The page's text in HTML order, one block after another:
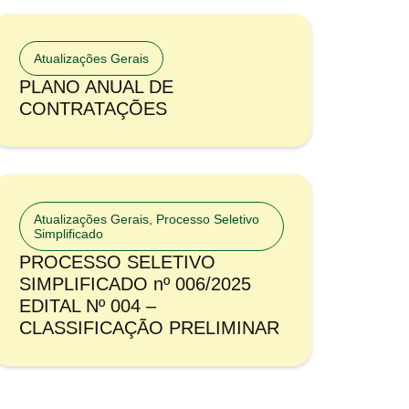
Atualizações Gerais
PLANO ANUAL DE
CONTRATAÇÕES
Atualizações Gerais Processo Seletivo
Simplificado
PROCESSO SELETIVO
SIMPLIFICADO nº 006/2025
EDITAL Nº 004 –
CLASSIFICAÇÃO PRELIMINAR